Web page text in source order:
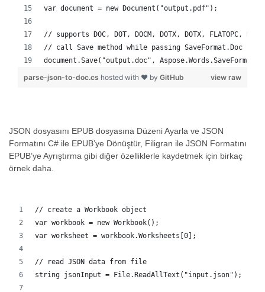
var document = new Document("output.pdf");
// supports DOC, DOT, DOCM, DOTX, DOTX, FLATOPC,
// call Save method while passing SaveFormat.Doc
document.Save("output.doc",
view raw
parse-json-to-doc.cs hosted with ❤ by GitHub
JSON dosyasını EPUB dosyasına Düzeni Ayarla ve JSON
Formatını C# ile EPUB’ye Dönüştür, Filigran ile JSON Formatını
EPUB’ye Ayrıştırma gibi diğer özelliklerle kaydetmek için birkaç
örnek daha.
// create a Workbook object
var workbook = new Workbook();
var worksheet = workbook.Worksheets[0];
// read JSON data from file
string jsonInput = File.ReadAllText("input.json");